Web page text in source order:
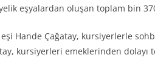
eşyalardan oluşan toplam bin
eşi Hande Çağatay, kursiyerlerle
kursiyerleri emeklerinden dolayı